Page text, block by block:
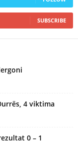
SUBSCRIBE
4 viktima
0 – 1